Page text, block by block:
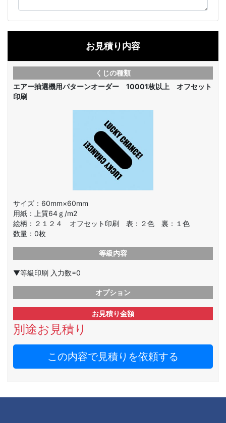
お見積り内容
くじの種類
エアー抽選機用パターンオーダー 10001枚以上 オフセット
印刷
サイズ：60mm×60mm
用紙：上質64ｇ/m2
絵柄： ２１２４ オフセット印刷 表：２色 裏：１色
数量： 0枚
等級内容
▼等級印刷 入力数=0
オプション
お見積り金額
別途お見積り
この内容で見積りを依頼する